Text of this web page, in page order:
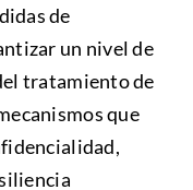
de
un nivel de
tratamiento de
que